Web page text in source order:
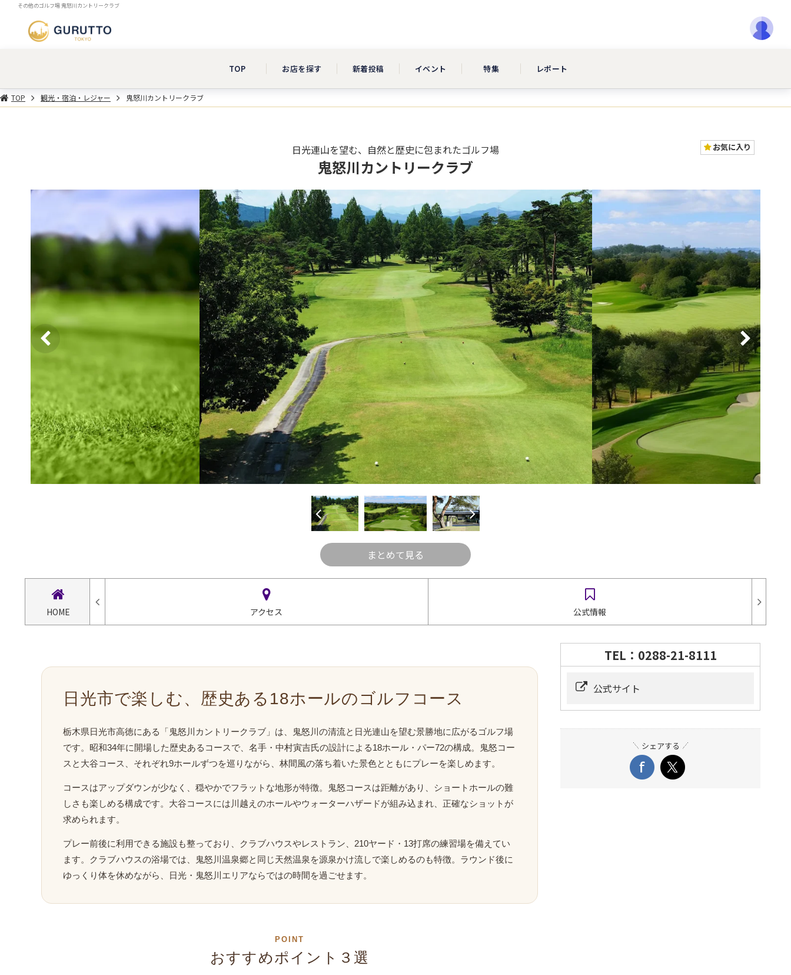
その他のゴルフ場 鬼怒川カントリークラブ
TOP お店を探す 新着投稿 イベント 特集 レポート
TOP 観光・宿泊・レジャー 鬼怒川カントリークラブ
日光連山を望む、自然と歴史に包まれたゴルフ場
鬼怒川カントリークラブ
お気に入り
まとめて見る
HOME アクセス 公式情報
日光市で楽しむ、歴史ある18ホールのゴルフコース
栃木県日光市高徳にある「鬼怒川カントリークラブ」は、鬼怒川の清流と日光連山を望む景勝地に広がるゴルフ場
です。昭和34年に開場した歴史あるコースで、名手・中村寅吉氏の設計による18ホール・パー72の構成。鬼怒コー
スと大谷コース、それぞれ9ホールずつを巡りながら、林間風の落ち着いた景色とともにプレーを楽しめます。
コースはアップダウンが少なく、穏やかでフラットな地形が特徴。鬼怒コースは距離があり、ショートホールの難
しさも楽しめる構成です。大谷コースには川越えのホールやウォーターハザードが組み込まれ、正確なショットが
求められます。
プレー前後に利用できる施設も整っており、クラブハウスやレストラン、210ヤード・13打席の練習場を備えてい
ます。クラブハウスの浴場では、鬼怒川温泉郷と同じ天然温泉を源泉かけ流しで楽しめるのも特徴。ラウンド後に
ゆっくり体を休めながら、日光・鬼怒川エリアならではの時間を過ごせます。
POINT
おすすめポイント３選
TEL：0288-21-8111
公式サイト
シェアする